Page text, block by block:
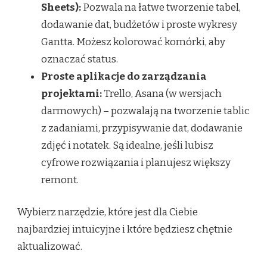
Sheets):Pozwala na łatwe tworzenie tabel,
dodawanie dat, budżetów i proste wykresy
Gantta. Możesz kolorować komórki, aby
oznaczać status.
Proste aplikacje do zarządzania
projektami:Trello, Asana (w wersjach
darmowych) – pozwalają na tworzenie tablic
z zadaniami, przypisywanie dat, dodawanie
zdjęć i notatek. Są idealne, jeśli lubisz
cyfrowe rozwiązania i planujesz większy
remont.
Wybierz narzędzie, które jest dla Ciebie
najbardziej intuicyjne i które będziesz chętnie
aktualizować.